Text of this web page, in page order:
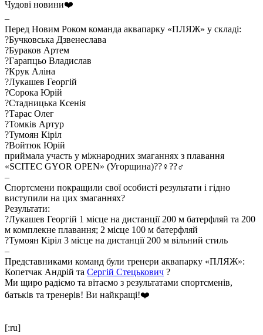
Чудові новини❤️
–
Перед Новим Роком команда аквапарку «ПЛЯЖ» у складі:
?Бучковська Дзвенеслава
?Бураков Артем
?Гарапцьо Владислав
?Крук Аліна
?Лукашев Георгій
?Сорока Юрій
?Стадницька Ксенія
?Тарас Олег
?Томків Артур
?Тумоян Кіріл
?Войтюк Юрій
приймала участь у міжнародних змаганнях з плавання
«SCITEC GYOR OPEN» (Угорщина)??‍♀️??‍♂️
–
Спортсмени покращили свої особисті результати і гідно
виступили на цих змаганнях?
Результати:
?Лукашев Георгій 1 місце на дистанції 200 м батерфляй та 200
м комплекне плавання; 2 місце 100 м батерфляй
?Тумоян Кіріл 3 місце на дистанції 200 м вільний стиль
–
Представниками команд були тренери аквапарку «ПЛЯЖ»:
Копетчак Андрій та Сергій Стецькович ?
Ми щиро радіємо та вітаємо з результатами спортсменів,
батьків та тренерів! Ви найкращі!❤️
[:ru]